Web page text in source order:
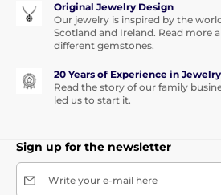
Original Jewelry Design
Our jewelry is inspired by the
Scotland and Ireland. Read more
different gemstones.
20 Years of Experience in
Read the story of our family
led us to start it.
Sign up for the newsletter
Write your e-mail here